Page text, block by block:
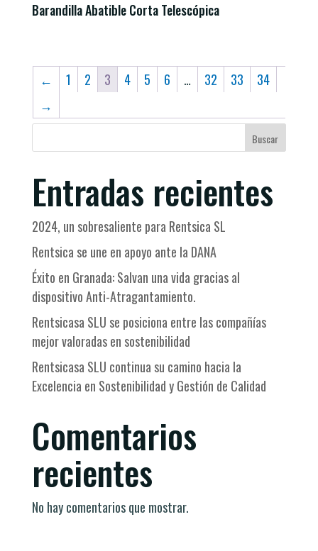
Barandilla Abatible Corta Telescópica
← 1 2 3 4 5 6 … 32 33
34
→
Buscar
Entradas recientes
2024, un sobresaliente para Rentsica SL
Rentsica se une en apoyo ante la DANA
Éxito en Granada: Salvan una vida gracias al
dispositivo Anti-Atragantamiento.
Rentsicasa SLU se posiciona entre las compañías
mejor valoradas en sostenibilidad
Rentsicasa SLU continua su camino hacia la
Excelencia en Sostenibilidad y Gestión de Calidad
Comentarios
recientes
No hay comentarios que mostrar.